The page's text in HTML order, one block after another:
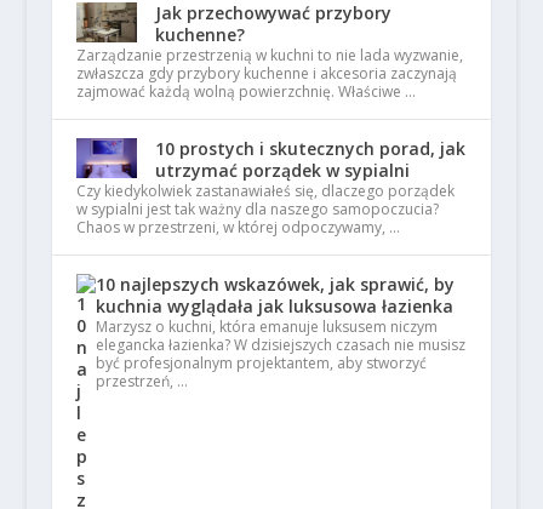
Jak przechowywać przybory
kuchenne?
Zarządzanie przestrzenią w kuchni to nie lada wyzwanie,
zwłaszcza gdy przybory kuchenne i akcesoria zaczynają
zajmować każdą wolną powierzchnię. Właściwe …
10 prostych i skutecznych porad, jak
utrzymać porządek w sypialni
Czy kiedykolwiek zastanawiałeś się, dlaczego porządek
w sypialni jest tak ważny dla naszego samopoczucia?
Chaos w przestrzeni, w której odpoczywamy, …
10 najlepszych wskazówek, jak sprawić, by
kuchnia wyglądała jak luksusowa łazienka
Marzysz o kuchni, która emanuje luksusem niczym
elegancka łazienka? W dzisiejszych czasach nie musisz
być profesjonalnym projektantem, aby stworzyć
przestrzeń, …